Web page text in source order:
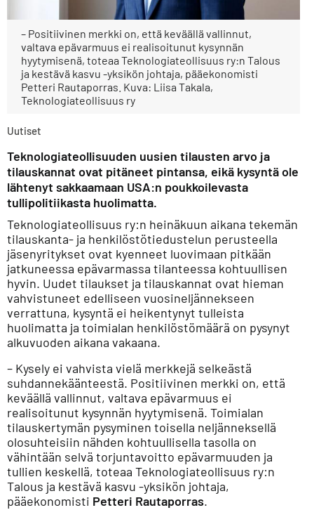
– Positiivinen merkki on, että keväällä vallinnut,
valtava epävarmuus ei realisoitunut kysynnän
hyytymisenä, toteaa Teknologiateollisuus ry:n Talous
ja kestävä kasvu -yksikön johtaja, pääekonomisti
Petteri Rautaporras. Kuva: Liisa Takala,
Teknologiateollisuus ry
Uutiset
Teknologiateollisuuden uusien tilausten arvo ja
tilauskannat ovat pitäneet pintansa, eikä kysyntä ole
lähtenyt sakkaamaan USA:n poukkoilevasta
tullipolitiikasta huolimatta.
Teknologiateollisuus ry:n heinäkuun aikana tekemän
tilauskanta- ja henkilöstötiedustelun perusteella
jäsenyritykset ovat kyenneet luovimaan pitkään
jatkuneessa epävarmassa tilanteessa kohtuullisen
hyvin. Uudet tilaukset ja tilauskannat ovat hieman
vahvistuneet edelliseen vuosineljännekseen
verrattuna, kysyntä ei heikentynyt tulleista
huolimatta ja toimialan henkilöstömäärä on pysynyt
alkuvuoden aikana vakaana.
– Kysely ei vahvista vielä merkkejä selkeästä
suhdannekäänteestä. Positiivinen merkki on, että
keväällä vallinnut, valtava epävarmuus ei
realisoitunut kysynnän hyytymisenä. Toimialan
tilauskertymän pysyminen toisella neljänneksellä
olosuhteisiin nähden kohtuullisella tasolla on
vähintään selvä torjuntavoitto epävarmuuden ja
tullien keskellä, toteaa Teknologiateollisuus ry:n
Talous ja kestävä kasvu -yksikön johtaja,
pääekonomisti Petteri Rautaporras.